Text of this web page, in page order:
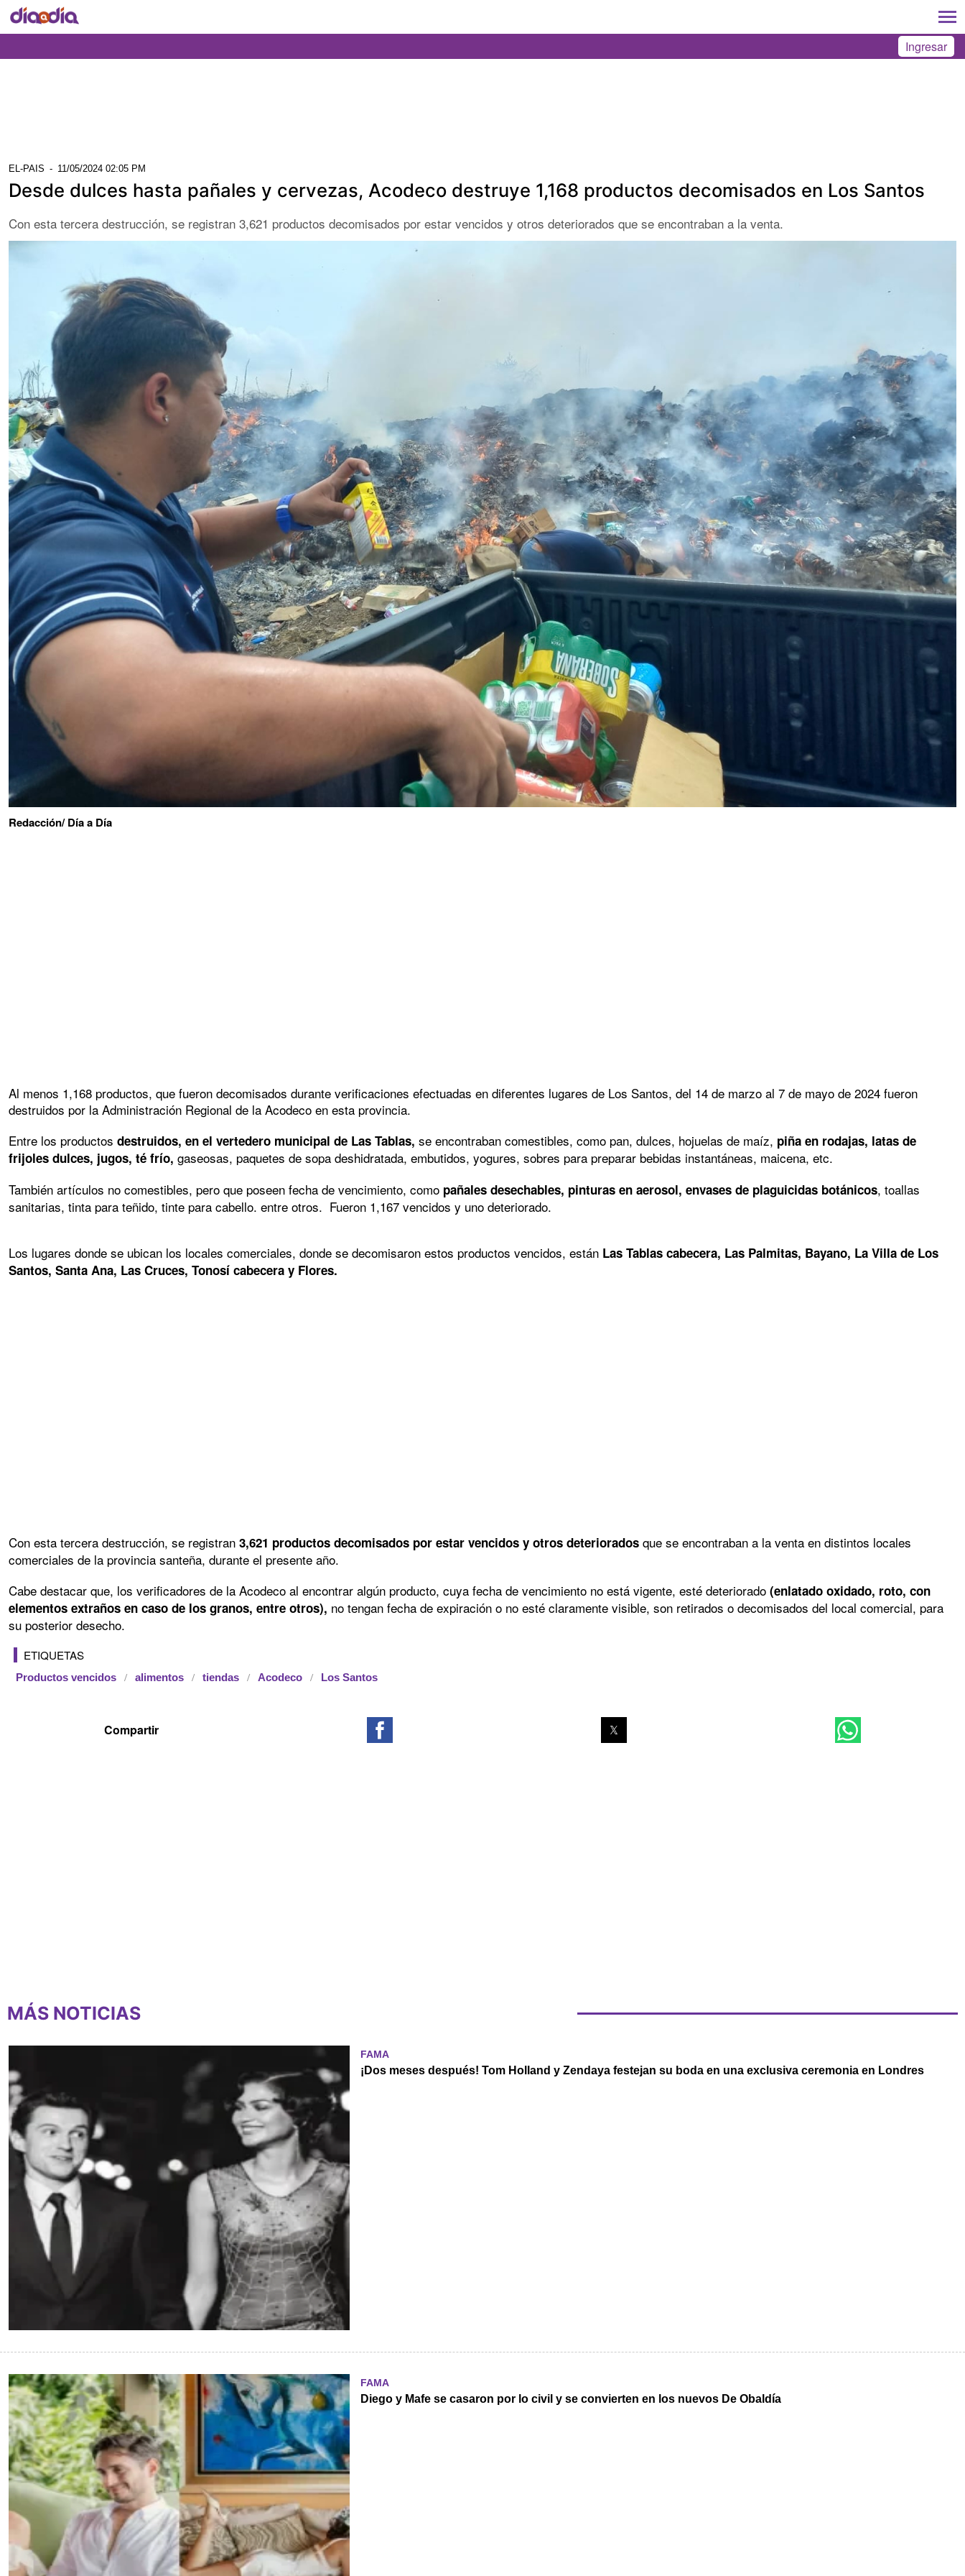
Ingresar
EL-PAIS - 11/05/2024 02:05 PM
Desde dulces hasta pañales y cervezas, Acodeco destruye 1,168 productos decomisados en Los Santos
Con esta tercera destrucción, se registran 3,621 productos decomisados por estar vencidos y otros deteriorados que se encontraban a la venta.
Redacción/ Día a Día
Al menos 1,168 productos, que fueron decomisados durante verificaciones efectuadas en diferentes lugares de Los Santos, del 14 de marzo al 7 de mayo de 2024 fueron
destruidos por la Administración Regional de la Acodeco en esta provincia.
Entre los productos destruidos, en el vertedero municipal de Las Tablas, se encontraban comestibles, como pan, dulces, hojuelas de maíz, piña en rodajas, latas de
frijoles dulces, jugos, té frío, gaseosas, paquetes de sopa deshidratada, embutidos, yogures, sobres para preparar bebidas instantáneas, maicena, etc.
También artículos no comestibles, pero que poseen fecha de vencimiento, como pañales desechables, pinturas en aerosol, envases de plaguicidas botánicos, toallas
sanitarias, tinta para teñido, tinte para cabello. entre otros. Fueron 1,167 vencidos y uno deteriorado.
Los lugares donde se ubican los locales comerciales, donde se decomisaron estos productos vencidos, están Las Tablas cabecera, Las Palmitas, Bayano, La Villa de Los
Santos, Santa Ana, Las Cruces, Tonosí cabecera y Flores.
Con esta tercera destrucción, se registran 3,621 productos decomisados por estar vencidos y otros deteriorados que se encontraban a la venta en distintos locales
comerciales de la provincia santeña, durante el presente año.
Cabe destacar que, los verificadores de la Acodeco al encontrar algún producto, cuya fecha de vencimiento no está vigente, esté deteriorado (enlatado oxidado, roto, con
elementos extraños en caso de los granos, entre otros), no tengan fecha de expiración o no esté claramente visible, son retirados o decomisados del local comercial, para
su posterior desecho.
ETIQUETAS
Productos vencidos alimentos tiendas Acodeco Los Santos
MÁS NOTICIAS
FAMA
¡Dos meses después! Tom Holland y Zendaya festejan su boda en una exclusiva ceremonia en Londres
FAMA
Diego y Mafe se casaron por lo civil y se convierten en los nuevos De Obaldía